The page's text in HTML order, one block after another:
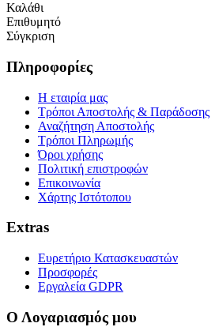
Καλάθι
Επιθυμητό
Σύγκριση
Πληροφορίες
Η εταιρία μας
Τρόποι Αποστολής & Παράδοσης
Αναζήτηση Αποστολής
Τρόποι Πληρωμής
Όροι χρήσης
Πολιτική επιστροφών
Επικοινωνία
Χάρτης Ιστότοπου
Extras
Ευρετήριο Κατασκευαστών
Προσφορές
Εργαλεία GDPR
Ο Λογαριασμός μου